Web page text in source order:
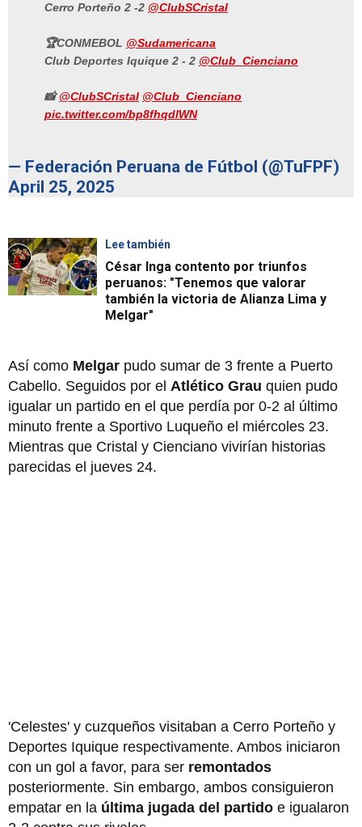
Cerro Porteño 2 -2 @ClubSCristal
🏆CONMEBOL @Sudamericana
Club Deportes Iquique 2 - 2 @Club_Cienciano
📸@ClubSCristal @Club_Cienciano
pic.twitter.com/bp8fhqdlWN
— Federación Peruana de Fútbol (@TuFPF)
April 25, 2025
Lee también
César Inga contento por triunfos
peruanos: "Tenemos que valorar
también la victoria de Alianza Lima y
Melgar"
Así como Melgar pudo sumar de 3 frente a Puerto
Cabello. Seguidos por el Atlético Grau quien pudo
igualar un partido en el que perdía por 0-2 al último
minuto frente a Sportivo Luqueño el miércoles 23.
Mientras que Cristal y Cienciano vivirían historias
parecidas el jueves 24.
'Celestes' y cuzqueños visitaban a Cerro Porteño y
Deportes Iquique respectivamente. Ambos iniciaron
con un gol a favor, para ser remontados
posteriormente. Sin embargo, ambos consiguieron
empatar en la última jugada del partido e igualaron